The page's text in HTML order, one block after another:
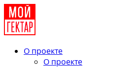
О проекте
О проекте